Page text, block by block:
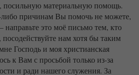
посильную материальную помощь.
причинам Вы помочь не можете,
направьте это моё письмо тем, кто
нам хотя бы таким
Господь и моя христианская
к Вам с просьбой только из-за
и ради нашего служения. За